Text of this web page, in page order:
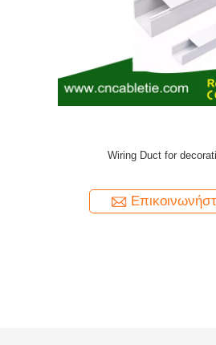
Transparent Wiring